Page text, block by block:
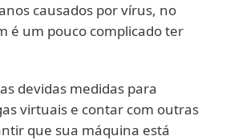
causados por vírus, no
é um pouco complicado ter
devidas medidas para
virtuais e contar com outras
que sua máquina está